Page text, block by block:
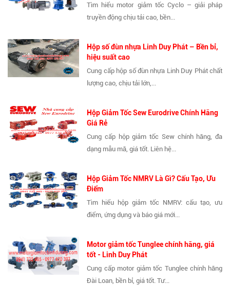
Tìm hiểu motor giảm tốc Cyclo – giải pháp
truyền động chịu tải cao, bền...
Hộp số đùn nhựa Linh Duy Phát – Bền bỉ,
hiệu suất cao
Cung cấp hộp số đùn nhựa Linh Duy Phát chất
lượng cao, chịu tải lớn,...
Hộp Giảm Tốc Sew Eurodrive Chính Hãng
Giá Rẻ
Cung cấp hộp giảm tốc Sew chính hãng, đa
dạng mẫu mã, giá tốt. Liên hệ...
Hộp Giảm Tốc NMRV Là Gì? Cấu Tạo, Ưu
Điểm
Tìm hiểu hộp giảm tốc NMRV: cấu tạo, ưu
điểm, ứng dụng và báo giá mới...
Motor giảm tốc Tunglee chính hãng, giá
tốt - Linh Duy Phát
Cung cấp motor giảm tốc Tunglee chính hãng
Đài Loan, bền bỉ, giá tốt. Tư...